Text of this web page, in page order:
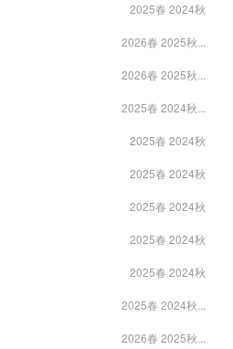
2025春 2024秋
2026春 2025秋...
2026春 2025秋...
2025春 2024秋...
2025春 2024秋
2025春 2024秋
2025春 2024秋
2025春 2024秋
2025春 2024秋
2025春 2024秋...
2026春 2025秋...